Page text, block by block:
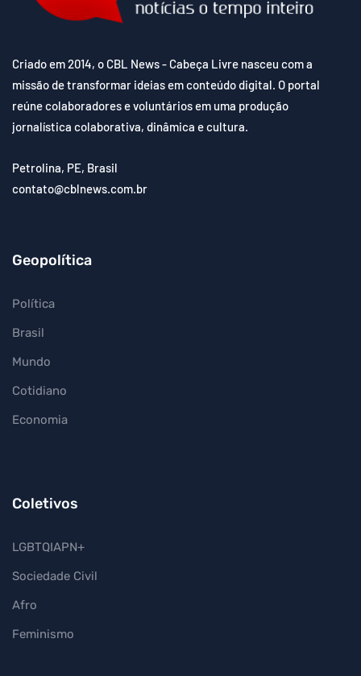
Criado em 2014, o CBL News - Cabeça Livre nasceu com a
missão de transformar ideias em conteúdo digital. O portal
reúne colaboradores e voluntários em uma produção
jornalística colaborativa, dinâmica e cultura.
Petrolina, PE, Brasil
contato@cblnews.com.br
Geopolítica
Política
Brasil
Mundo
Cotidiano
Economia
Coletivos
LGBTQIAPN+
Sociedade Civil
Afro
Feminismo